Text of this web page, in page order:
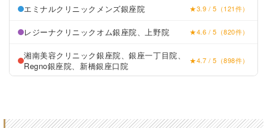
エミナルクリニックメンズ銀座院 ★3.9 / 5（121件）
レジーナクリニックオム銀座院、上野院 ★4.6 / 5（820件）
湘南美容クリニック銀座院、銀座一丁目院、
Regno銀座院、新橋銀座口院
★4.7 / 5（898件）